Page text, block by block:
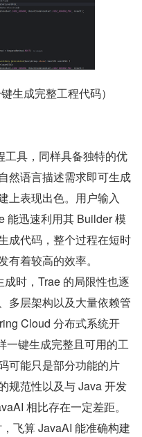
生成完整工程代码）
工具，同样具备独特的优
然语言描述需求即可生成
上表现出色。用户输入
能迅速利用其 Builder 模
成代码，整个过程在短时
着较高的效率。
时，Trae 的局限性也逐
多层架构以及大量依赖管
Cloud 分布式系统开
一键生成完整且可用的工
可能只是部分功能的片
规范性以及与 Java 开发
相比存在一定差距。
飞算 JavaAI 能准确构建